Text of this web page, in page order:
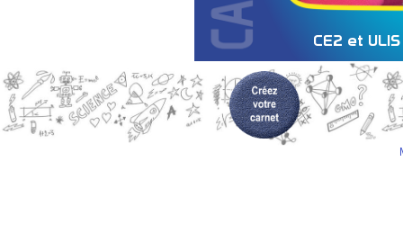
CE2 et